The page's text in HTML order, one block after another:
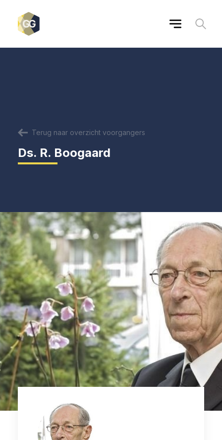
Terug naar overzicht voorgangers
Ds. R. Boogaard